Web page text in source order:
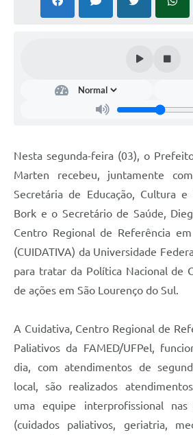
Nesta segunda-feira (03), o
Marten recebeu, juntamente
Secretária de Educação, Cultura e
Bork e o Secretário de Saúde,
Centro Regional de Referência
(CUIDATIVA) da Universidade
para tratar da Política Nacional de
de ações em São Lourenço do Sul.
A Cuidativa, Centro Regional de
Paliativos da FAMED/UFPel,
dia, com atendimentos de
local, são realizados
uma equipe interprofissional
(cuidados paliativos, geriatria,